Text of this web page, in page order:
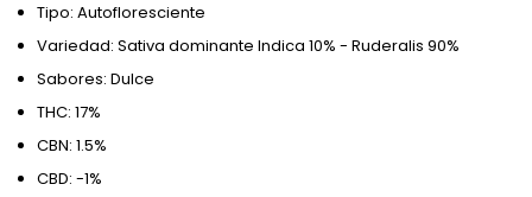
Tipo: Autofloresciente
Variedad: Sativa dominante Indica 10% - Ruderalis 90%
Sabores: Dulce
THC: 17%
CBN: 1.5%
CBD: -1%